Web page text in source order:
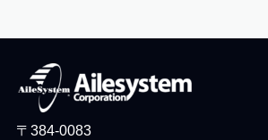
〒384-0083